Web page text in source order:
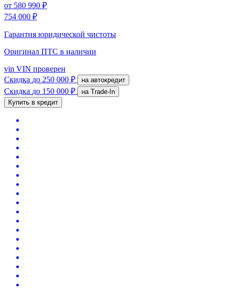
от 580 990 ₽
754 000 ₽
Гарантия юридической чистоты
Оригинал ПТС в наличии
vin VIN проверен
Скидка до 250 000 ₽ на автокредит
Скидка до 150 000 ₽
на Trade-In
Купить в кредит